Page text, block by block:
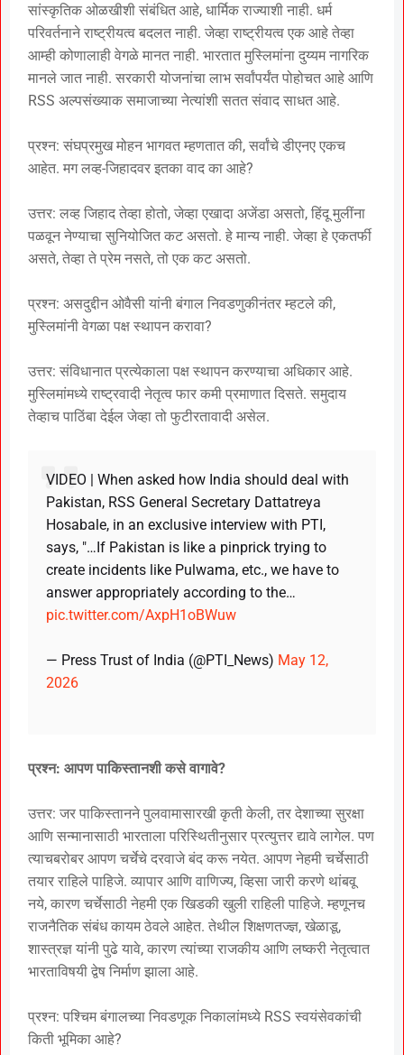
सांस्कृतिक ओळखीशी संबंधित आहे, धार्मिक राज्याशी नाही. धर्म
परिवर्तनाने राष्ट्रीयत्व बदलत नाही. जेव्हा राष्ट्रीयत्व एक आहे तेव्हा
आम्ही कोणालाही वेगळे मानत नाही. भारतात मुस्लिमांना दुय्यम नागरिक
मानले जात नाही. सरकारी योजनांचा लाभ सर्वांपर्यंत पोहोचत आहे आणि
RSS अल्पसंख्याक समाजाच्या नेत्यांशी सतत संवाद साधत आहे.
प्रश्न: संघप्रमुख मोहन भागवत म्हणतात की, सर्वांचे डीएनए एकच
आहेत. मग लव्ह-जिहादवर इतका वाद का आहे?
उत्तर: लव्ह जिहाद तेव्हा होतो, जेव्हा एखादा अजेंडा असतो, हिंदू मुलींना
पळवून नेण्याचा सुनियोजित कट असतो. हे मान्य नाही. जेव्हा हे एकतर्फी
असते, तेव्हा ते प्रेम नसते, तो एक कट असतो.
प्रश्न: असदुद्दीन ओवैसी यांनी बंगाल निवडणुकीनंतर म्हटले की,
मुस्लिमांनी वेगळा पक्ष स्थापन करावा?
उत्तर: संविधानात प्रत्येकाला पक्ष स्थापन करण्याचा अधिकार आहे.
मुस्लिमांमध्ये राष्ट्रवादी नेतृत्व फार कमी प्रमाणात दिसते. समुदाय
तेव्हाच पाठिंबा देईल जेव्हा तो फुटीरतावादी असेल.
VIDEO | When asked how India should deal with
Pakistan, RSS General Secretary Dattatreya
Hosabale, in an exclusive interview with PTI,
says, "…If Pakistan is like a pinprick trying to
create incidents like Pulwama, etc., we have to
answer appropriately according to the…
pic.twitter.com/AxpH1oBWuw
— Press Trust of India (@PTI_News) May 12,
2026
प्रश्न: आपण पाकिस्तानशी कसे वागावे?
उत्तर: जर पाकिस्तानने पुलवामासारखी कृती केली, तर देशाच्या सुरक्षा
आणि सन्मानासाठी भारताला परिस्थितीनुसार प्रत्युत्तर द्यावे लागेल. पण
त्याचबरोबर आपण चर्चेचे दरवाजे बंद करू नयेत. आपण नेहमी चर्चेसाठी
तयार राहिले पाहिजे. व्यापार आणि वाणिज्य, व्हिसा जारी करणे थांबवू
नये, कारण चर्चेसाठी नेहमी एक खिडकी खुली राहिली पाहिजे. म्हणूनच
राजनैतिक संबंध कायम ठेवले आहेत. तेथील शिक्षणतज्ज्ञ, खेळाडू,
शास्त्रज्ञ यांनी पुढे यावे, कारण त्यांच्या राजकीय आणि लष्करी नेतृत्वात
भारताविषयी द्वेष निर्माण झाला आहे.
प्रश्न: पश्चिम बंगालच्या निवडणूक निकालांमध्ये RSS स्वयंसेवकांची
किती भूमिका आहे?